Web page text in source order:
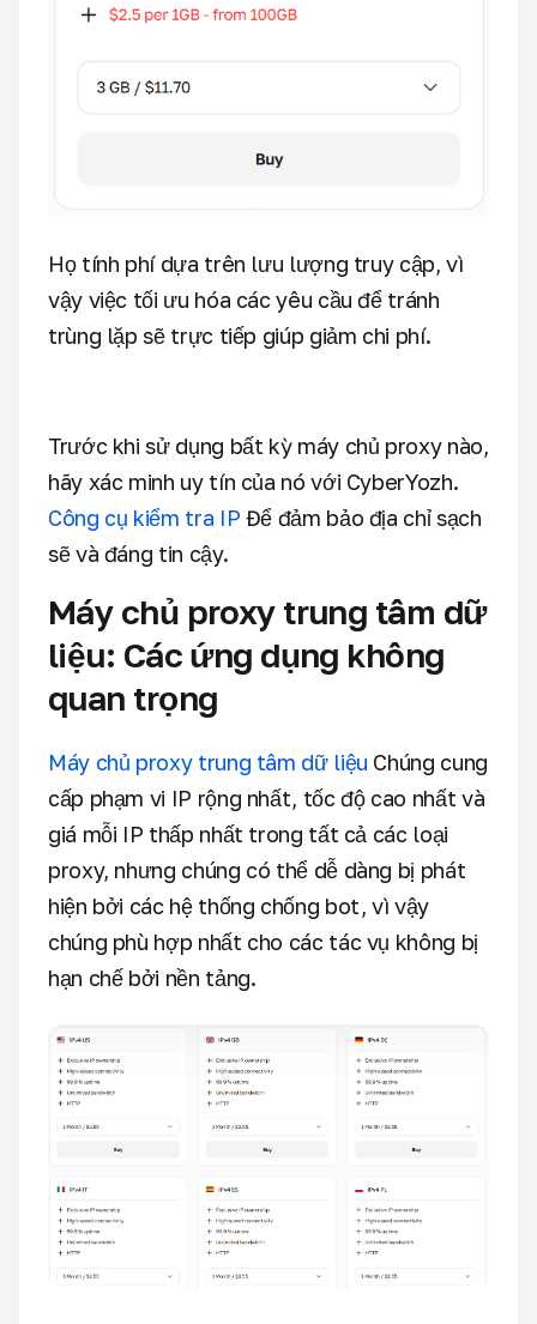
Họ tính phí dựa trên lưu lượng truy cập, vì
vậy việc tối ưu hóa các yêu cầu để tránh
trùng lặp sẽ trực tiếp giúp giảm chi phí.
Trước khi sử dụng bất kỳ máy chủ proxy nào,
hãy xác minh uy tín của nó với CyberYozh.
Công cụ kiểm tra IP Để đảm bảo địa chỉ sạch
sẽ và đáng tin cậy.
Máy chủ proxy trung tâm dữ
liệu: Các ứng dụng không
quan trọng
Máy chủ proxy trung tâm dữ liệu Chúng cung
cấp phạm vi IP rộng nhất, tốc độ cao nhất và
giá mỗi IP thấp nhất trong tất cả các loại
proxy, nhưng chúng có thể dễ dàng bị phát
hiện bởi các hệ thống chống bot, vì vậy
chúng phù hợp nhất cho các tác vụ không bị
hạn chế bởi nền tảng.